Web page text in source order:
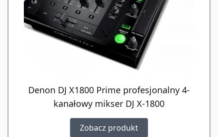
Denon DJ X1800 Prime profesjonalny 4-
kanałowy mikser DJ X-1800
Zobacz produkt